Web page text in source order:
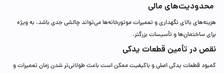
محدودیت‌های مالی
هزینه‌های بالای نگهداری و تعمیرات موتورخانه‌ها می‌تواند چالشی جدی باشد، به ویژه
برای ساختمان‌ها و تأسیسات بزرگتر.
نقص در تأمین قطعات یدکی
کمبود قطعات یدکی اصلی و باکیفیت ممکن است باعث طولانی‌تر شدن زمان تعمیرات و